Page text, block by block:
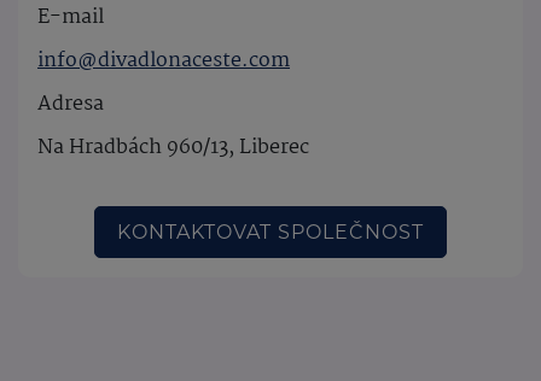
E-mail
info@divadlonaceste.com
Adresa
Na Hradbách 960/13, Liberec
KONTAKTOVAT SPOLEČNOST